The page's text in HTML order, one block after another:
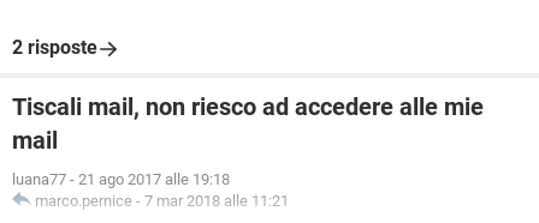
2 risposte
Tiscali mail, non riesco ad accedere alle mie
mail
luana77 - 21 ago 2017 alle 19:18
marco.pernice - 7 mar 2018 alle 11:21